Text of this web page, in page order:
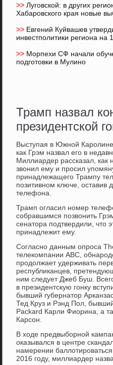
>>Луговской: в других
Хабаровского края новые
>> Евгений Куйвашев
инвестполитики региона на
>> Морпехи СФ начали
подготовки в Мулино
Трамп назвал
президентской
Выступая в Южной
как Грэм назвал его в
Миллиардер рассказал, как
звонил ему и просил
принадлежащего Трампу
позитивном ключе, оставив
телефона.
Трамп огласил номер
собравшимся позвонить
сенатора подтвердили, что
принадлежит ему.
Согласно данным опроса
телекомпании ABC,
продолжает удерживать
республиканцев,
ним следует Джеб Буш.
в президентскую гонку
бывший губернатор
Тед Круз и Рэнд Пол,
Packard Карли Фиорина, а
Карсон.
В ходе предвыборной
оказывался в центре
намерении
2016 году, миллиардер